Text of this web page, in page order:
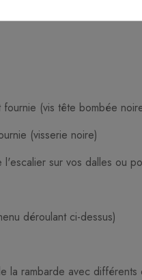
(vis tête bombée
(visserie noire)
sur vos dalles ou
déroulant ci-dessus)
la rambarde avec